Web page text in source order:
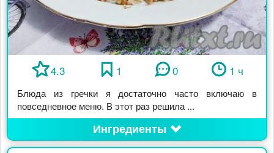
4.3 1 0 1 ч
Блюда из гречки я достаточно часто включаю в
повседневное меню. В этот раз решила ...
Ингредиенты